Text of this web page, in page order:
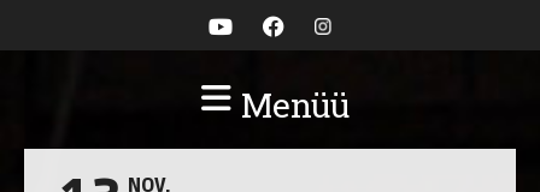
Menüü
NOV.